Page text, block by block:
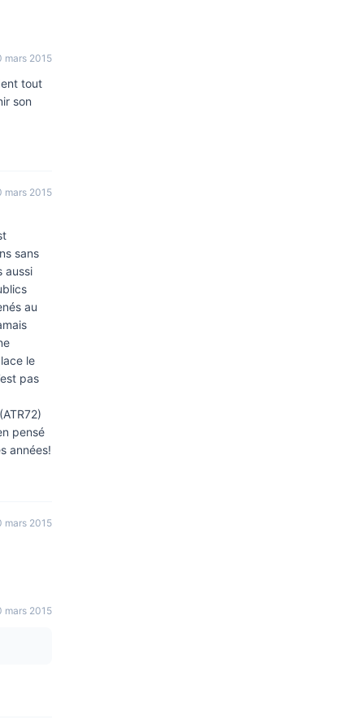
mars 2015
tout
son
mars 2015
sans
aussi
au
le
pas
pensé
années!
mars 2015
mars 2015